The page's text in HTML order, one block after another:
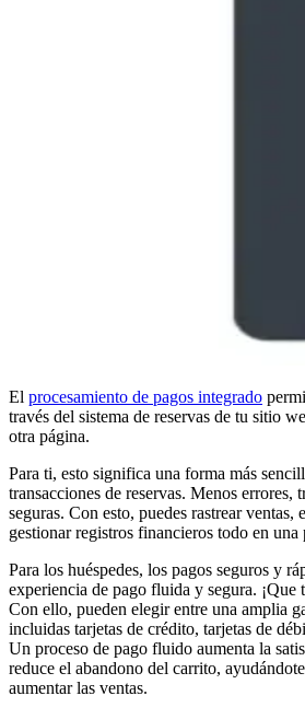
El procesamiento de pagos integrado
través del sistema de reservas de tu sitio
otra página.
Para ti, esto significa una forma más
transacciones de reservas. Menos errores,
seguras. Con esto, puedes rastrear ventas,
gestionar registros financieros todo en
Para los huéspedes, los pagos seguros y
experiencia de pago fluida y segura. ¡Que
Con ello, pueden elegir entre una amplia
incluidas tarjetas de crédito, tarjetas de
Un proceso de pago fluido aumenta la
reduce el abandono del carrito,
aumentar las ventas.